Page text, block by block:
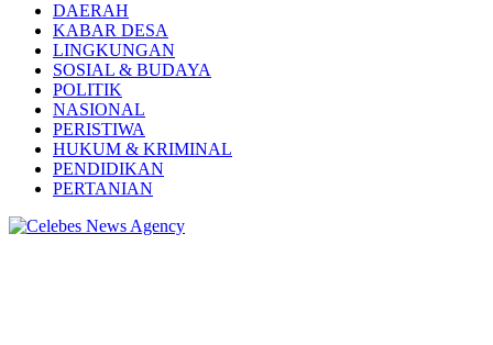
DAERAH
KABAR DESA
LINGKUNGAN
SOSIAL & BUDAYA
POLITIK
NASIONAL
PERISTIWA
HUKUM & KRIMINAL
PENDIDIKAN
PERTANIAN